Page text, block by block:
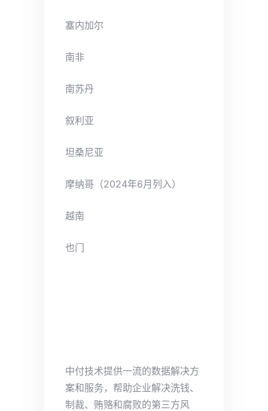
塞内加尔
南非
南苏丹
叙利亚
坦桑尼亚
摩纳哥（2024年6月列入）
越南
也门
中付技术提供一流的数据解决方
案和服务，帮助企业解决洗钱、
制裁、贿赂和腐败的第三方风